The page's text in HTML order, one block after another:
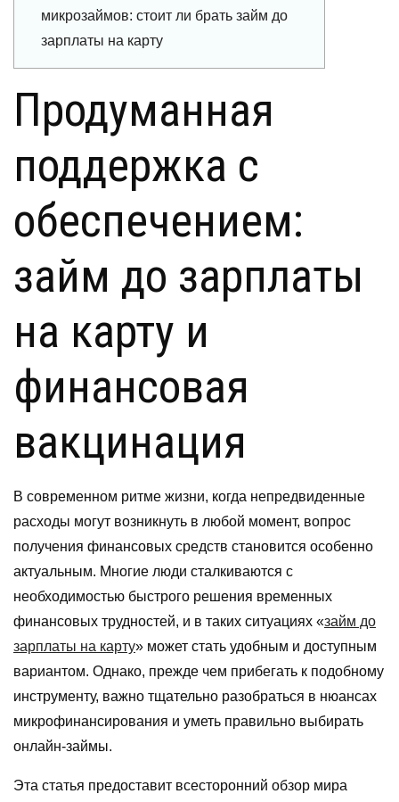
микрозаймов: стоит ли брать займ до
зарплаты на карту
Продуманная
поддержка с
обеспечением:
займ до зарплаты
на карту и
финансовая
вакцинация
В современном ритме жизни, когда непредвиденные
расходы могут возникнуть в любой момент, вопрос
получения финансовых средств становится особенно
актуальным. Многие люди сталкиваются с
необходимостью быстрого решения временных
финансовых трудностей, и в таких ситуациях «займ до
зарплаты на карту» может стать удобным и доступным
вариантом. Однако, прежде чем прибегать к подобному
инструменту, важно тщательно разобраться в нюансах
микрофинансирования и уметь правильно выбирать
онлайн-займы.
Эта статья предоставит всесторонний обзор мира